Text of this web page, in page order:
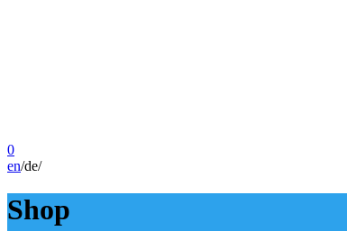
0
en/de/
Shop